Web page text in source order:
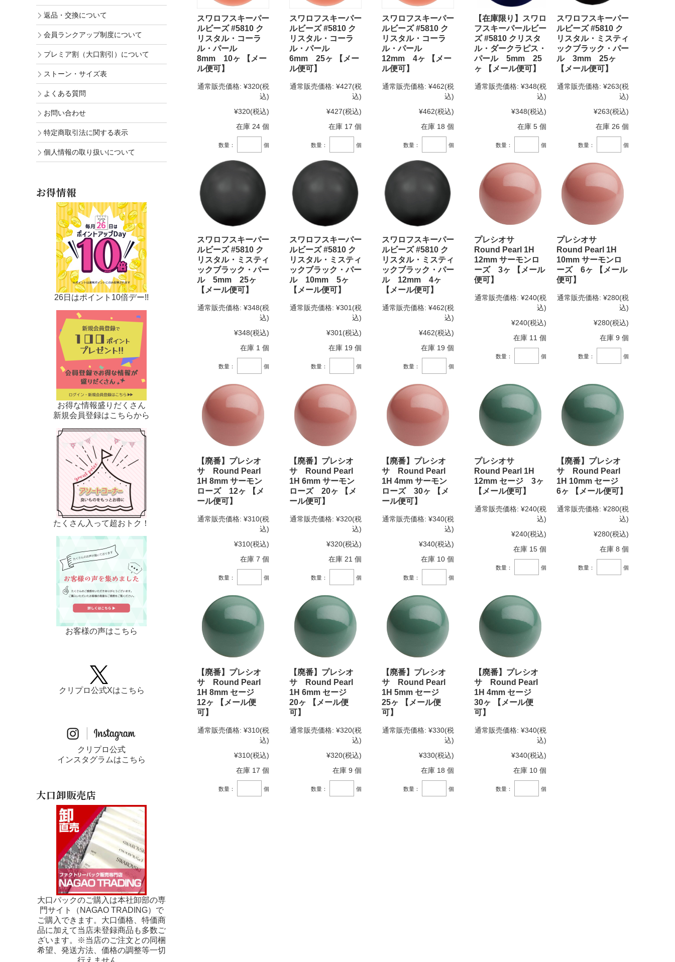
スワロフスキーパー
ルビーズ #5810 ク
リスタル・コーラ
ル・パール
8mm 10ヶ 【メー
ル便可】
通常販売価格: ¥320(税
込)
¥320(税込)
在庫 24 個
数量： 個
スワロフスキーパー
ルビーズ #5810 ク
リスタル・コーラ
ル・パール
6mm 25ヶ 【メー
ル便可】
通常販売価格: ¥427(税
込)
¥427(税込)
在庫 17 個
数量： 個
スワロフスキーパー
ルビーズ #5810 ク
リスタル・コーラ
ル・パール
12mm 4ヶ 【メー
ル便可】
通常販売価格: ¥462(税
込)
¥462(税込)
在庫 18 個
数量： 個
【在庫限り】スワロ
フスキーパールビー
ズ #5810 クリスタ
ル・ダークラピス・
パール 5mm 25
ヶ 【メール便可】
通常販売価格: ¥348(税
込)
¥348(税込)
在庫 5 個
数量： 個
スワロフスキーパー
ルビーズ #5810 ク
リスタル・ミスティ
ックブラック・パー
ル 3mm 25ヶ
【メール便可】
通常販売価格: ¥263(税
込)
¥263(税込)
在庫 26 個
数量： 個
スワロフスキーパー
ルビーズ #5810 ク
リスタル・ミスティ
ックブラック・パー
ル 5mm 25ヶ
【メール便可】
通常販売価格: ¥348(税
込)
¥348(税込)
在庫 1 個
数量： 個
スワロフスキーパー
ルビーズ #5810 ク
リスタル・ミスティ
ックブラック・パー
ル 10mm 5ヶ
【メール便可】
通常販売価格: ¥301 (税
込)
¥301 (税込)
在庫 19 個
数量： 個
スワロフスキーパー
ルビーズ #5810 ク
リスタル・ミスティ
ックブラック・パー
ル 12mm 4ヶ
【メール便可】
通常販売価格: ¥462(税
込)
¥462(税込)
在庫 19 個
数量： 個
プレシオサ
Round Pearl 1H
12mm サーモンロ
ーズ 3ヶ 【メール
便可】
通常販売価格: ¥240(税
込)
¥240(税込)
在庫 11 個
数量： 個
プレシオサ
Round Pearl 1H
10mm サーモンロ
ーズ 6ヶ 【メール
便可】
通常販売価格: ¥280(税
込)
¥280(税込)
在庫 9 個
数量： 個
【廃番】プレシオ
サ Round Pearl
1H 8mm サーモン
ローズ 12ヶ 【メ
ール便可】
通常販売価格: ¥310(税
込)
¥310(税込)
在庫 7 個
数量： 個
【廃番】プレシオ
サ Round Pearl
1H 6mm サーモン
ローズ 20ヶ 【メ
ール便可】
通常販売価格: ¥320(税
込)
¥320(税込)
在庫 21 個
数量： 個
【廃番】プレシオ
サ Round Pearl
1H 4mm サーモン
ローズ 30ヶ 【メ
ール便可】
通常販売価格: ¥340(税
込)
¥340(税込)
在庫 10 個
数量： 個
プレシオサ
Round Pearl 1H
12mm セージ 3ヶ
【メール便可】
通常販売価格: ¥240(税
込)
¥240(税込)
在庫 15 個
数量： 個
【廃番】プレシオ
サ Round Pearl
1H 10mm セージ
6ヶ 【メール便可】
通常販売価格: ¥280(税
込)
¥280(税込)
在庫 8 個
数量： 個
【廃番】プレシオ
サ Round Pearl
1H 8mm セージ
12ヶ 【メール便
可】
通常販売価格: ¥310(税
込)
¥310(税込)
在庫 17 個
数量： 個
【廃番】プレシオ
サ Round Pearl
1H 6mm セージ
20ヶ 【メール便
可】
通常販売価格: ¥320(税
込)
¥320(税込)
在庫 9 個
数量： 個
【廃番】プレシオ
サ Round Pearl
1H 5mm セージ
25ヶ 【メール便
可】
通常販売価格: ¥330(税
込)
¥330(税込)
在庫 18 個
数量： 個
【廃番】プレシオ
サ Round Pearl
1H 4mm セージ
30ヶ 【メール便
可】
通常販売価格: ¥340(税
込)
¥340(税込)
在庫 10 個
数量： 個
返品・交換について
会員ランクアップ制度について
プレミア割（大口割引）について
ストーン・サイズ表
よくある質問
お問い合わせ
特定商取引法に関する表示
個人情報の取り扱いについて
お得情報
26日はポイント10倍デー!!
お得な情報盛りだくさん
新規会員登録はこちらから
たくさん入って超おトク！
お客様の声はこちら
クリプロ公式Xはこちら
クリプロ公式
インスタグラムはこちら
大口卸販売店
大口パックのご購入は本社卸部の専
門サイト（NAGAO TRADING）で
ご購入できます。大口価格、特価商
品に加えて当店未登録商品も多数ご
ざいます。※当店のご注文との同梱
希望、発送方法、価格の調整等一切
行えません。